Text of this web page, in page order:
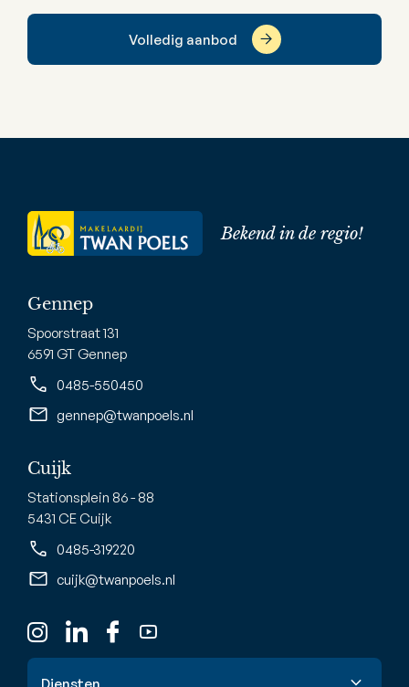
Volledig aanbod
Bekend in de regio!
Gennep
Spoorstraat 131
6591 GT Gennep
0485-550450
gennep@twanpoels.nl
Cuijk
Stationsplein 86 - 88
5431 CE Cuijk
0485-319220
cuijk@twanpoels.nl
Diensten